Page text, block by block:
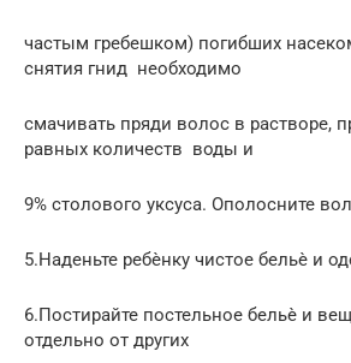
частым гребешком) погибших
снятия гнид необходимо
смачивать пряди волос в растворе,
равных количеств воды и
9% столового уксуса. Ополосните
5.Наденьте ребѐнку чистое бельѐ и
6.Постирайте постельное бельѐ и
отдельно от других